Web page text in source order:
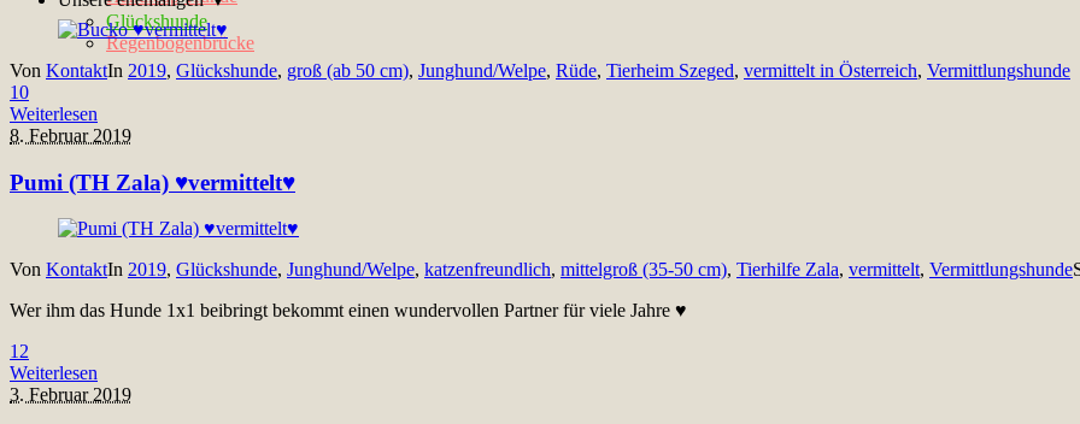
Glückshunde
Regenbogenbrücke
Von KontaktIn 2019, Glückshunde, groß (ab 50 cm), Junghund/Welpe, Rüde, Tierheim Szeged, vermittelt in Österreich, Vermittlungshunde
10
Weiterlesen
8. Februar 2019
Pumi (TH Zala) ♥vermittelt♥
Von KontaktIn 2019, Glückshunde, Junghund/Welpe, katzenfreundlich, mittelgroß (35-50 cm), Tierhilfe Zala, vermittelt, Vermittlungshunde
Wer ihm das Hunde 1x1 beibringt bekommt einen wundervollen Partner für viele Jahre ♥
12
Weiterlesen
3. Februar 2019